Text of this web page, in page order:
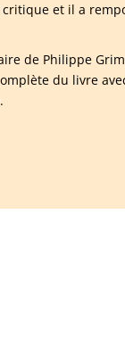
et il a
de Philippe
du livre